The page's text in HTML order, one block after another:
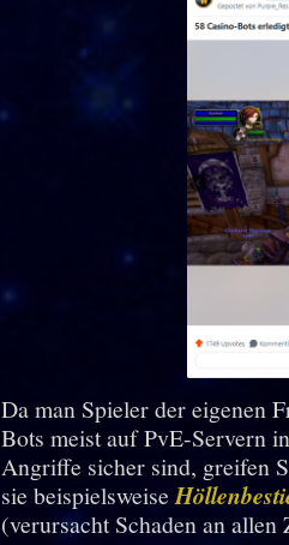
Da man Spieler der eigenen
Bots meist auf PvE-Servern
Angriffe sicher sind, greifen
sie beispielsweise
(verursacht Schaden an